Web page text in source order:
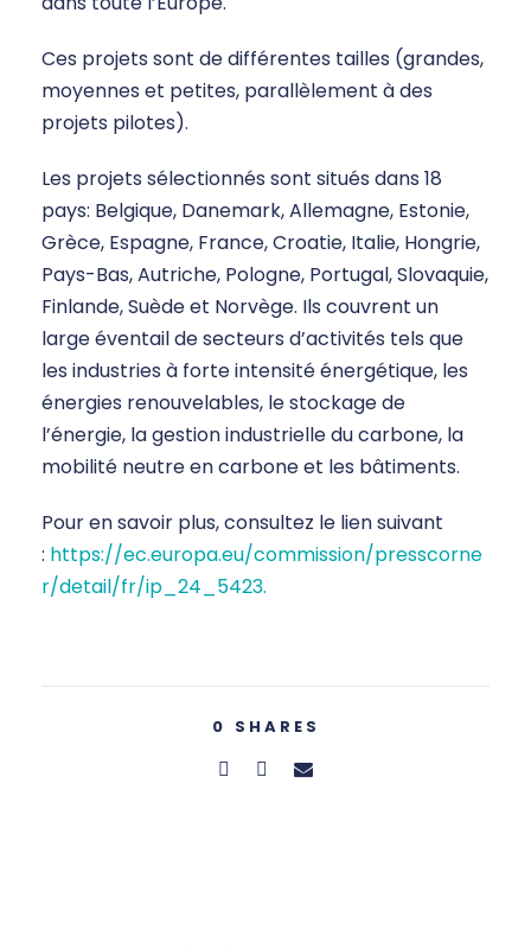
Ces projets sont de différentes tailles (grandes,
moyennes et petites, parallèlement à des
projets pilotes).
Les projets sélectionnés sont situés dans 18
pays: Belgique, Danemark, Allemagne, Estonie,
Grèce, Espagne, France, Croatie, Italie, Hongrie,
Pays-Bas, Autriche, Pologne, Portugal, Slovaquie,
Finlande, Suède et Norvège. Ils couvrent un
large éventail de secteurs d’activités tels que
les industries à forte intensité énergétique, les
énergies renouvelables, le stockage de
l’énergie, la gestion industrielle du carbone, la
mobilité neutre en carbone et les bâtiments.
Pour en savoir plus, consultez le lien suivant
: https://ec.europa.eu/commission/presscorne
r/detail/fr/ip_24_5423.
0 SHARES